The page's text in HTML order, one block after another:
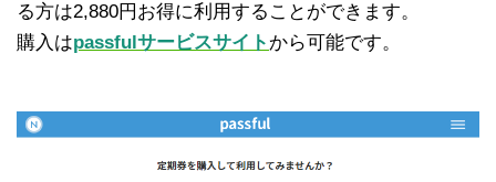
る方は2,880円お得に利用することができます。
購入はpassfulサービスサイト から可能です。